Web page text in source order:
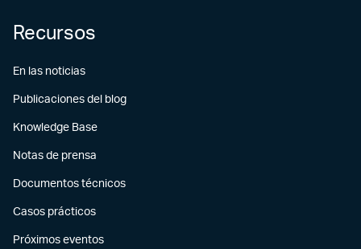
Recursos
En las noticias
Publicaciones del blog
Knowledge Base
Notas de prensa
Documentos técnicos
Casos prácticos
Próximos eventos